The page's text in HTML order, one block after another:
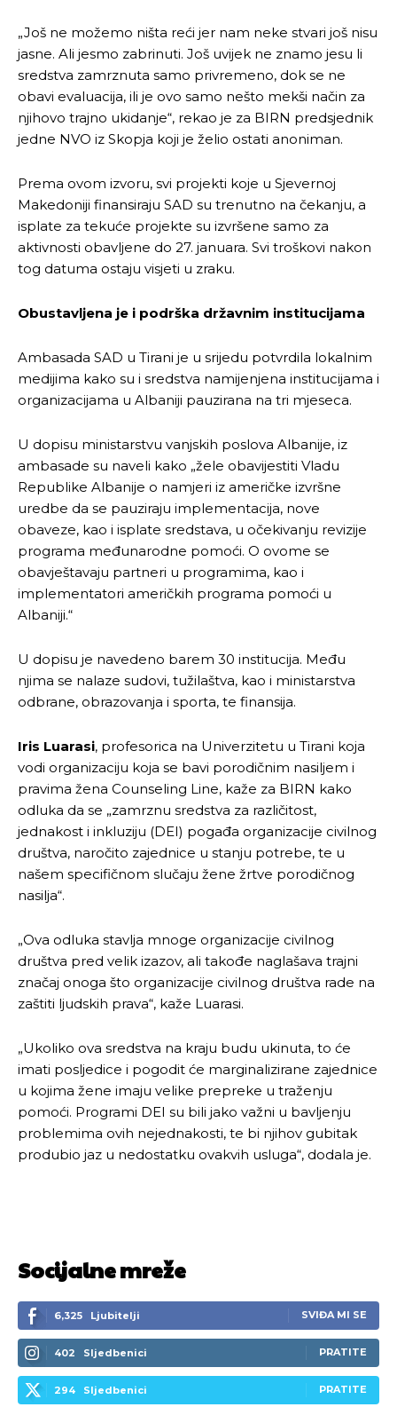
Pusti priču da živi!
Ovim putem želimo da vam se zahvalimo što ste
odlučili da pustite Vašu priču da živi, Redakcija
[wpuf_form id=”7463”]
Pusti priču da živi!
Ovim putem želimo da vam se zahvalimo što ste
odlučili da pustite Vašu priču da živi, Redakcija
[wpuf_form id=”7463”]
„Još ne možemo ništa reći jer nam neke stvari još nisu
jasne. Ali jesmo zabrinuti. Još uvijek ne znamo jesu li
sredstva zamrznuta samo privremeno, dok se ne
obavi evaluacija, ili je ovo samo nešto mekši način za
njihovo trajno ukidanje“, rekao je za BIRN predsjednik
jedne NVO iz Skopja koji je želio ostati anoniman.
Prema ovom izvoru, svi projekti koje u Sjevernoj
Makedoniji finansiraju SAD su trenutno na čekanju, a
isplate za tekuće projekte su izvršene samo za
aktivnosti obavljene do 27. januara. Svi troškovi nakon
tog datuma ostaju visjeti u zraku.
Obustavljena je i podrška državnim institucijama
Ambasada SAD u Tirani je u srijedu potvrdila lokalnim
medijima kako su i sredstva namijenjena institucijama i
organizacijama u Albaniji pauzirana na tri mjeseca.
U dopisu ministarstvu vanjskih poslova Albanije, iz
ambasade su naveli kako „žele obavijestiti Vladu
Republike Albanije o namjeri iz američke izvršne
uredbe da se pauziraju implementacija, nove
obaveze, kao i isplate sredstava, u očekivanju revizije
programa međunarodne pomoći. O ovome se
obavještavaju partneri u programima, kao i
implementatori američkih programa pomoći u
Albaniji.“
U dopisu je navedeno barem 30 institucija. Među
njima se nalaze sudovi, tužilaštva, kao i ministarstva
odbrane, obrazovanja i sporta, te finansija.
Iris Luarasi, profesorica na Univerzitetu u Tirani koja
vodi organizaciju koja se bavi porodičnim nasiljem i
pravima žena Counseling Line, kaže za BIRN kako
odluka da se „zamrznu sredstva za različitost,
jednakost i inkluziju (DEI) pogađa organizacije civilnog
društva, naročito zajednice u stanju potrebe, te u
našem specifičnom slučaju žene žrtve porodičnog
nasilja“.
„Ova odluka stavlja mnoge organizacije civilnog
društva pred velik izazov, ali takođe naglašava trajni
značaj onoga što organizacije civilnog društva rade na
zaštiti ljudskih prava“, kaže Luarasi.
„Ukoliko ova sredstva na kraju budu ukinuta, to će
imati posljedice i pogodit će marginalizirane zajednice
u kojima žene imaju velike prepreke u traženju
pomoći. Programi DEI su bili jako važni u bavljenju
problemima ovih nejednakosti, te bi njihov gubitak
produbio jaz u nedostatku ovakvih usluga“, dodala je.
Socijalne mreže
6,325 Ljubitelji SVIĐA MI SE
402 Sljedbenici PRATITE
294 Sljedbenici PRATITE